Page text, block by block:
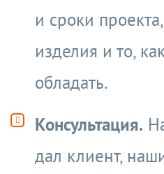
и сроки
изделия и то,
обладать.
Консультация.
дал клиент,